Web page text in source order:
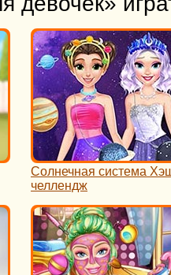
Солнечная система
челлендж